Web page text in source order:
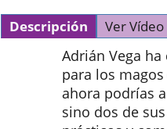
Descripción Ver
Adrián Vega
para los
ahora podrías
sino dos de